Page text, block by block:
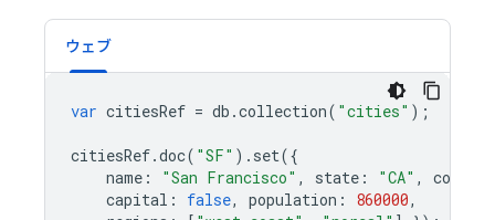
ウェブ
var citiesRef = db .collection( "cities" );
citiesRef.doc( "SF" ). set({
name : "San Francisco" , state : "CA" ,
country
capital : false, population : 860000,